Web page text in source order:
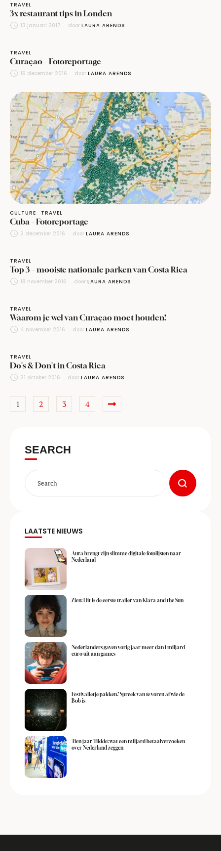
TRAVEL
3x restaurant tips in Londen
13 januari 2017 door LAURA ARENDS
TRAVEL
Curaçao – Fotoreportage
16 december 2016 door LAURA ARENDS
CULTURE TRAVEL
Cuba – Fotoreportage
2 december 2016 door LAURA ARENDS
TRAVEL
Top 3 – mooiste nationale parken van Costa Rica
18 november 2016 door LAURA ARENDS
TRAVEL
Waarom je wel van Curaçao moet houden!
4 november 2016 door LAURA ARENDS
TRAVEL
Do's & Don't in Costa Rica
21 oktober 2016 door LAURA ARENDS
1 2 3 4
SEARCH
LAATSTE NIEUWS
Aura brengt zijn slimme digitale fotolijsten naar
Nederland
Zien: Dit is de eerste trailer van Klara and the Sun
Nederlanders gaven vorig jaar meer dan 1 miljard
euro uit aan games
Festivalletje pakken? Spreek van te voren af wie de
Bob is
Tien jaar Tikkie: wat een miljard betaalverzoeken
over Nederland zeggen